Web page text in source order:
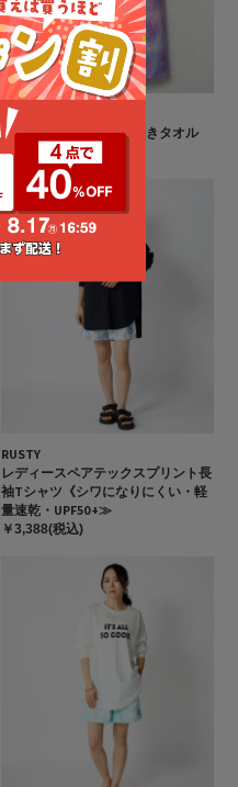
RUSTY
レディースタイダイ柄巻きタオル
￥2,673(税込)
RUSTY
レディースペアテックスプリント長
袖Tシャツ《シワになりにくい・軽
量速乾・UPF50+≫
￥3,388(税込)